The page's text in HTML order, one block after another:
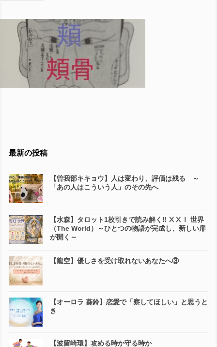
最新の投稿
【曽我部キキョウ】人は変わり、評価は残る ～
「あの人はこういう人」のその先へ
【水森】タロット1枚引きで読み解く‼️ ⅩⅩⅠ 世界
（The World）～ひとつの物語が完成し、新しい扉
が開く～
【龍空】優しさを受け取れないあなたへ③
【オーロラ 葵鈴】恋愛で「察してほしい」と思うと
き
【波留崎環】攻める時か守る時か